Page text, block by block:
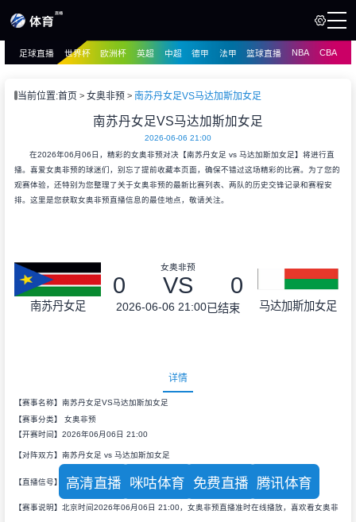
播
足球直播 世界杯 欧洲杯 英超 中超 德甲 法甲 篮球直播 NBA CBA
当前位置:首页 女奥非预 南苏丹女足VS马达加斯加女足
南苏丹女足VS马达加斯加女足
2026-06-06 21:00
在2026年06月06日，精彩的女奥非预对决【南苏丹女足 vs 马达加斯加女足】将进行直
播。喜爱女奥非预的球迷们，别忘了提前收藏本页面，确保不错过这场精彩的比赛。为了您的
观赛体验，还特别为您整理了关于女奥非预的最新比赛列表、两队的历史交锋记录和赛程安
排。这里是您获取女奥非预直播信息的最佳地点，敬请关注。
南苏丹女足
女奥非预
0 VS 0
2026-06-06 21:00已结束 马达加斯加女足
详情
【赛事名称】南苏丹女足VS马达加斯加女足
【赛事分类】 女奥非预
【开赛时间】2026年06月06日 21:00
【对阵双方】南苏丹女足 vs 马达加斯加女足
【直播信号】 高清直播 咪咕体育 免费直播 腾讯体育
【赛事说明】北京时间2026年06月06日 21:00，女奥非预直播准时在线播放，喜欢看女奥非